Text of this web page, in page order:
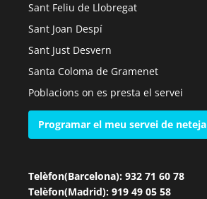
Sant Feliu de Llobregat
Sant Joan Despí
Sant Just Desvern
Santa Coloma de Gramenet
Poblacions on es presta el servei
Programar el meu servei de neteja
Telèfon(Barcelona): 932 71 60 78
Telèfon(Madrid): 919 49 05 58